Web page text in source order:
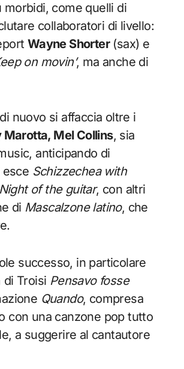
come quelli di
collaboratori di livello:
Wayne Shorter(sax) e
on movin’, ma anche di
nuovo si affaccia oltre i
Marotta, Mel Collins, sia
anticipando di
esce Schizzechea with
Night of the guitar, con altri
di Mascalzone latino, che
successo, in particolare
di Troisi Pensavo fosse
Quando, compresa
con una canzone pop tutto
a suggerire al cantautore